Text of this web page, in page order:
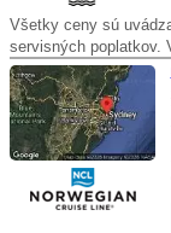
Všetky ceny sú
servisných poplatkov.